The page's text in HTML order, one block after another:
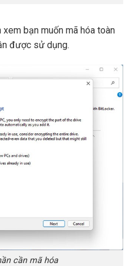
bạn muốn mã hóa toàn
được sử dụng.
cần mã hóa